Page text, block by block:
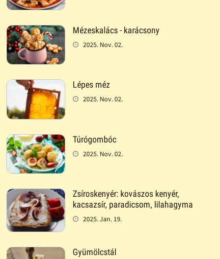
Mézeskalács - karácsony
2025. Nov. 02.
Lépes méz
2025. Nov. 02.
Túrógombóc
2025. Nov. 02.
Zsíroskenyér: kovászos kenyér,
kacsazsír, paradicsom, lilahagyma
2025. Jan. 19.
Gyümölcstál